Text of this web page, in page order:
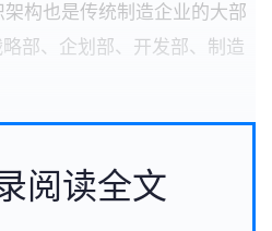
构也是传统制造企业的大部
部、企划部、开发部、制造
阅读全文